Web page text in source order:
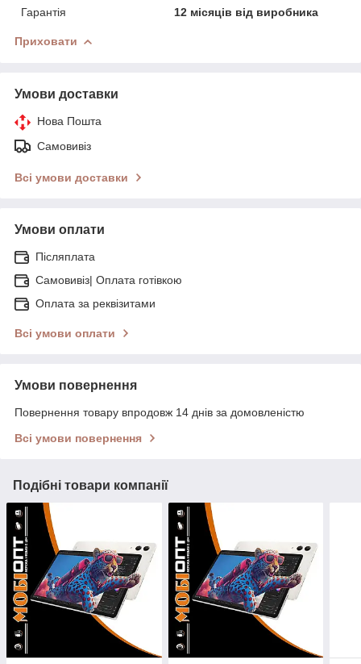
Гарантія 12 місяців від виробника
Приховати
Умови доставки
Нова Пошта
Самовивіз
Всі умови доставки
Умови оплати
Післяплата
Самовивіз| Оплата готівкою
Оплата за реквізитами
Всі умови оплати
Умови повернення
Повернення товару впродовж 14 днів за домовленістю
Всі умови повернення
Подібні товари компанії